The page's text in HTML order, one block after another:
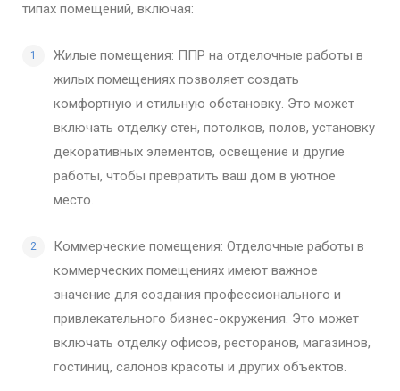
типах помещений, включая:
Жилые помещения: ППР на отделочные работы в
жилых помещениях позволяет создать
комфортную и стильную обстановку. Это может
включать отделку стен, потолков, полов, установку
декоративных элементов, освещение и другие
работы, чтобы превратить ваш дом в уютное
место.
Коммерческие помещения: Отделочные работы в
коммерческих помещениях имеют важное
значение для создания профессионального и
привлекательного бизнес-окружения. Это может
включать отделку офисов, ресторанов, магазинов,
гостиниц, салонов красоты и других объектов.